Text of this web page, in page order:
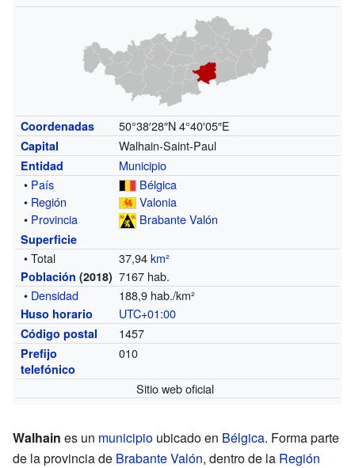
Coordenadas 50°38′28″N 4°40′05″E
Capital Walhain-Saint-Paul
Entidad
Municipio
• País
Bélgica
• Región
Valonia
• Provincia Brabante Valón
Superficie
• Total 37,94km²
Población (2018) 7167 hab.
• Densidad 188,9 hab./km²
Huso horario UTC+01:00
Código postal 1457
Prefijo
telefónico
010
Sitio web oficial
Walhain es un municipio ubicado en Bélgica. Forma parte
de la provincia de Brabante Valón, dentro de la Región